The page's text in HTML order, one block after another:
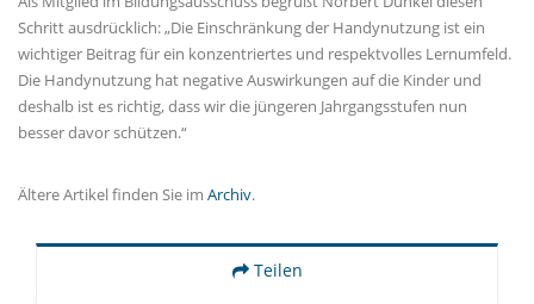
Schritt ausdrücklich: „Die Einschränkung der Handynutzung ist ein
wichtiger Beitrag für ein konzentriertes und respektvolles Lernumfeld.
Die Handynutzung hat negative Auswirkungen auf die Kinder und
deshalb ist es richtig, dass wir die jüngeren Jahrgangsstufen nun
besser davor schützen.“
Ältere Artikel finden Sie im Archiv.
Teilen